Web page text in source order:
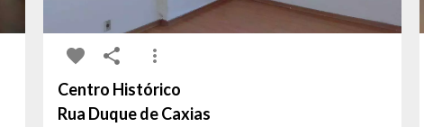
Centro Histórico
Rua Duque de Caxias